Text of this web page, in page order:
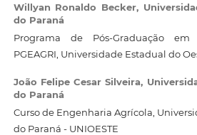
Willyan Ronaldo Becker,
do Paraná
Programa de Pós-Graduação em
PGEAGRI, Universidade Estadual do
João Felipe Cesar Silveira,
do Paraná
Curso de Engenharia Agrícola,
do Paraná - UNIOESTE